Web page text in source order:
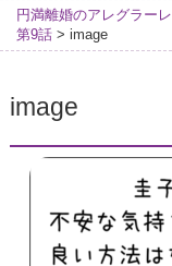
円満離婚のアレグラーレ
第9話 > image
image